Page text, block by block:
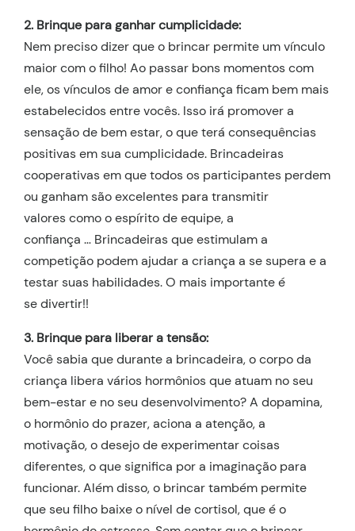
2. Brinque para ganhar cumplicidade:
Nem preciso dizer que o brincar permite um vínculo
maior com o filho! Ao passar bons momentos com
ele, os vínculos de amor e confiança ficam bem mais
estabelecidos entre vocês. Isso irá promover a
sensação de bem estar, o que terá consequências
positivas em sua cumplicidade. Brincadeiras
cooperativas em que todos os participantes perdem
ou ganham são excelentes para transmitir
valores como o espírito de equipe, a
confiança … Brincadeiras que estimulam a
competição podem ajudar a criança a se supera e a
testar suas habilidades. O mais importante é
se divertir!!
3. Brinque para liberar a tensão:
Você sabia que durante a brincadeira, o corpo da
criança libera vários hormônios que atuam no seu
bem-estar e no seu desenvolvimento? A dopamina,
o hormônio do prazer, aciona a atenção, a
motivação, o desejo de experimentar coisas
diferentes, o que significa por a imaginação para
funcionar. Além disso, o brincar também permite
que seu filho baixe o nível de cortisol, que é o